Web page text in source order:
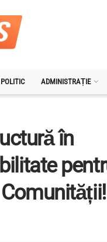
POLITIC ADMINISTRAȚIE
în